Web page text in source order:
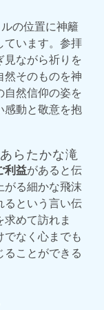
の位置に神籬
ています。参拝
ながら祈りを
そのものを神
自然信仰の姿を
感動と敬意を抱
らたかな滝
利益があると伝
がる細かな飛沫
るという言い伝
めて訪れま
なく心までも
ことができる